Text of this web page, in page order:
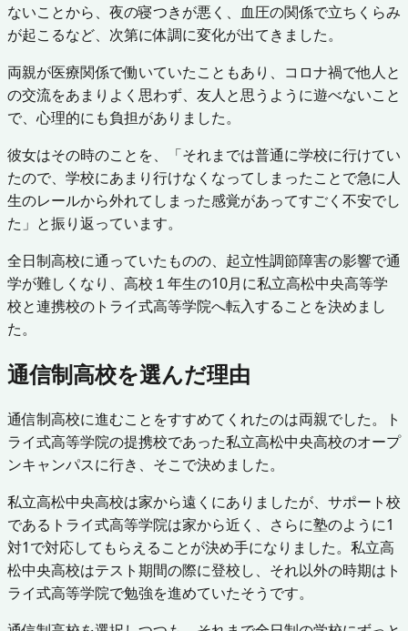
ないことから、夜の寝つきが悪く、血圧の関係で立ちくらみ
が起こるなど、次第に体調に変化が出てきました。
両親が医療関係で働いていたこともあり、コロナ禍で他人と
の交流をあまりよく思わず、友人と思うように遊べないこと
で、心理的にも負担がありました。
彼女はその時のことを、「それまでは普通に学校に行けてい
たので、学校にあまり行けなくなってしまったことで急に人
生のレールから外れてしまった感覚があってすごく不安でし
た」と振り返っています。
全日制高校に通っていたものの、起立性調節障害の影響で通
学が難しくなり、高校１年生の10月に私立高松中央高等学
校と連携校のトライ式高等学院へ転入することを決めまし
た。
通信制高校を選んだ理由
通信制高校に進むことをすすめてくれたのは両親でした。ト
ライ式高等学院の提携校であった私立高松中央高校のオープ
ンキャンパスに行き、そこで決めました。
私立高松中央高校は家から遠くにありましたが、サポート校
であるトライ式高等学院は家から近く、さらに塾のように1
対1で対応してもらえることが決め手になりました。私立高
松中央高校はテスト期間の際に登校し、それ以外の時期はト
ライ式高等学院で勉強を進めていたそうです。